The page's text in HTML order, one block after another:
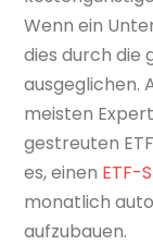
Wenn ein
dies durch die
ausgeglichen.
meisten
gestreuten
es, einen ETF-
monatlich
aufzubauen.